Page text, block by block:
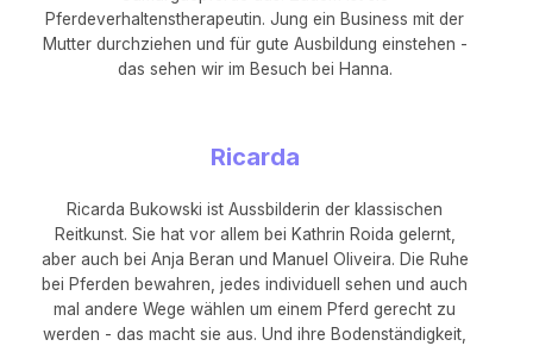
Pferdeverhaltenstherapeutin. Jung ein Business mit der
Mutter durchziehen und für gute Ausbildung einstehen -
das sehen wir im Besuch bei Hanna.
Ricarda
Ricarda Bukowski ist Aussbilderin der klassischen
Reitkunst. Sie hat vor allem bei Kathrin Roida gelernt,
aber auch bei Anja Beran und Manuel Oliveira. Die Ruhe
bei Pferden bewahren, jedes individuell sehen und auch
mal andere Wege wählen um einem Pferd gerecht zu
werden - das macht sie aus. Und ihre Bodenständigkeit,